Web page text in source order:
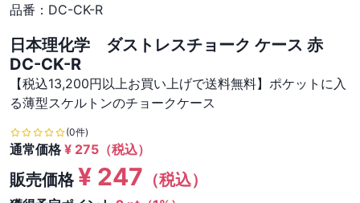
品番： DC-CK-R
日本理化学 ダストレスチョーク ケース 赤
DC-CK-R
【税込13,200円以上お買い上げで送料無料】ポケットに入
る薄型スケルトンのチョークケース
(0件)
通常価格¥ 275 （税込）
販売価格¥ 247 （税込）